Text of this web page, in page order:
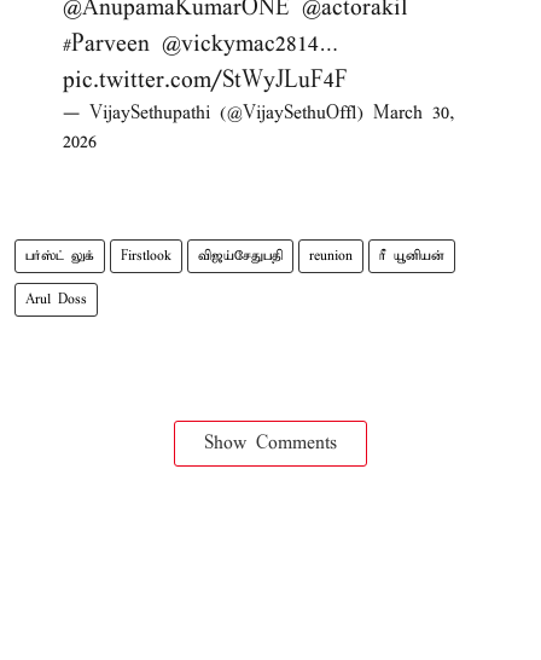
@AnupamaKumarONE @actorakil
#Parveen @vickymac2814…
pic.twitter.com/StWyJLuF4F
— VijaySethupathi (@VijaySethuOffl) March 30,
2026
பர்ஸ்ட் லுக் Firstlook விஜய்சேதுபதி reunion ரீ யூனியன்
Arul Doss
Show Comments